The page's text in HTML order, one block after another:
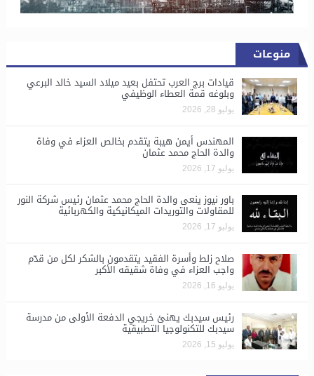
منوعات
قيادات برج العرب تحتفل بعيد ميلاد السيد خالد البرعي
وبلوغه قمة العطاء الوظيفي
يوليو 28, 2026
المهندس أيمن هيبة يتقدم بخالص العزاء في وفاة
والدة الحاج محمد عثمان
يوليو 17, 2026
باور نيوز ينعى والدة الحاج محمد عثمان رئيس شركة النور
للمقاولات والتوريدات الميكانيكية والكهربائية
يوليو 17, 2026
صلاح زلط وأسرة الفقيد يتقدمون بالشكر لكل من قدّم
واجب العزاء في وفاة شقيقه الأكبر
يوليو 16, 2026
رئيس سيدبك يهنئ خريجي الدفعة الأولى من مدرسة
سيدبك للتكنولوجيا التطبيقية
يوليو 15, 2026